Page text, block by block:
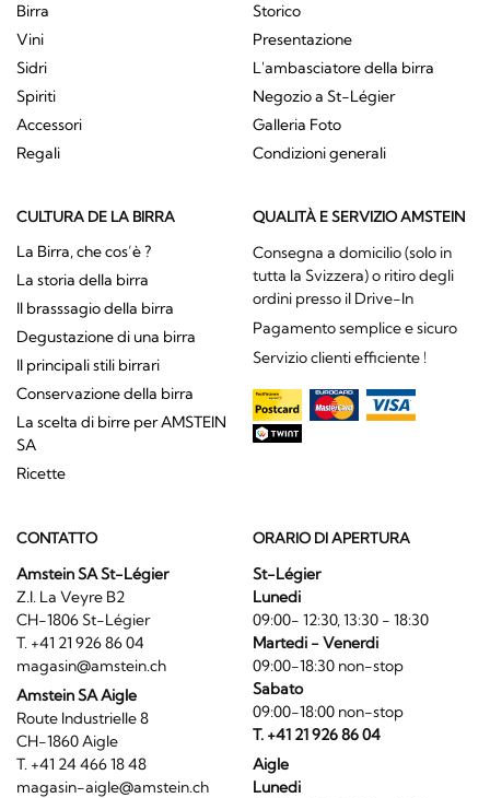
Birra
Vini
Sidri
Spiriti
Accessori
Regali
Storico
Presentazione
L'ambasciatore della birra
Negozio a St-Légier
Galleria Foto
Condizioni generali
CULTURA DE LA BIRRA
La Birra, che cos’è ?
La storia della birra
Il brasssagio della birra
Degustazione di una birra
Il principali stili birrari
Conservazione della birra
La scelta di birre per AMSTEIN
SA
Ricette
QUALITÀ E SERVIZIO AMSTEIN
Consegna a domicilio (solo in
tutta la Svizzera) o ritiro degli
ordini presso il Drive-In
Pagamento semplice e sicuro
Servizio clienti efficiente !
CONTATTO
Amstein SA St-Légier
Z.I. La Veyre B2
CH-1806 St-Légier
T. +41 21 926 86 04
magasin@amstein.ch
Amstein SA Aigle
Route Industrielle 8
CH-1860 Aigle
T. +41 24 466 18 48
magasin-aigle@amstein.ch
ORARIO DI APERTURA
St-Légier
Lunedi
09:00- 12:30, 13:30 - 18:30
Martedi - Venerdi
09:00-18:30 non-stop
Sabato
09:00-18:00 non-stop
T. +41 21 926 86 04
Aigle
Lunedi